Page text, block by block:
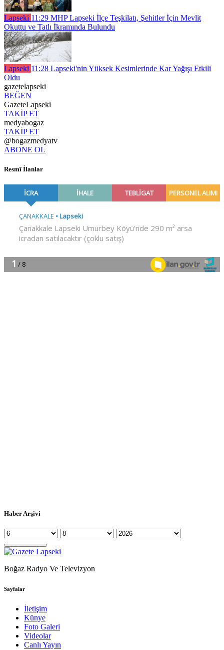
Lapseki 11:29 MHP Lapseki İlçe Teşkilatı, Şehitler İçin Mevlit
Okuttu ve Tatlı İkramında Bulundu
Lapseki 11:28 Lapseki'nin Yüksek Kesimlerinde Kar Yağışı Etkili
Oldu
gazetelapseki
BEĞEN
GazeteLapseki
TAKİP ET
medyabogaz
TAKİP ET
@bogazmedyatv
ABONE OL
Resmî İlanlar
Haber Arşivi
Boğaz Radyo Ve Televizyon
Sayfalar
İletişim
Künye
Foto Galeri
Videolar
Canlı Yayın